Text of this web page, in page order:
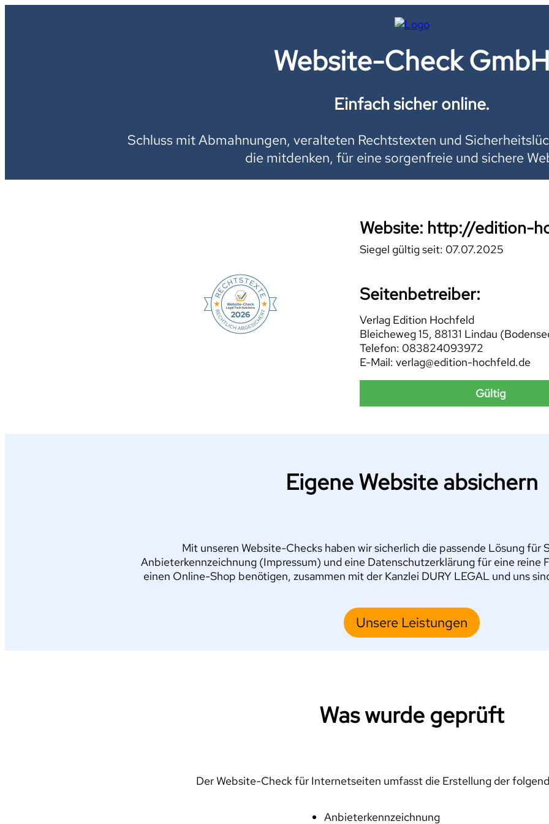
Website-Check GmbH
Einfach sicher online.
Schluss mit Abmahnungen, veralteten Rechtstexten und
die mitdenken, für eine sorgenfreie und sichere
Website: http://edition-
Siegel gültig seit: 07.07.2025
Seitenbetreiber:
Verlag Edition Hochfeld
Bleicheweg 15, 88131 Lindau
Telefon: 083824093972
E-Mail: verlag@edition-hochfeld.de
Gültig
Eigene Website absichern
Mit unseren Website-Checks haben wir sicherlich die passende Lösung für
Anbieterkennzeichnung (Impressum) und eine Datenschutzerklärung für eine reine
einen Online-Shop benötigen, zusammen mit der Kanzlei DURY LEGAL und uns
Unsere Leistungen
Was wurde geprüft
Der Website-Check für Internetseiten umfasst die Erstellung der
Anbieterkennzeichnung